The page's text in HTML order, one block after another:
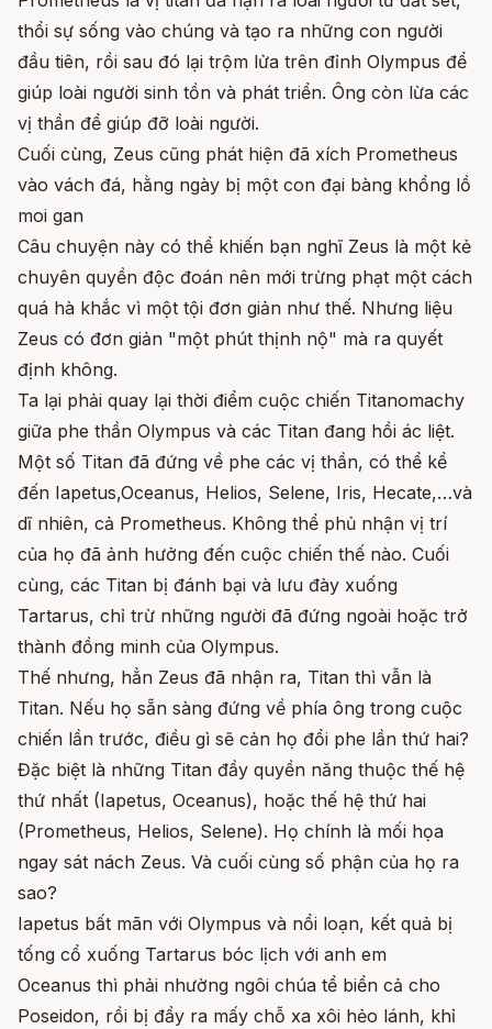
thổi sự sống vào chúng và tạo ra những con người
đầu tiên, rồi sau đó lại trộm lửa trên đỉnh Olympus để
giúp loài người sinh tồn và phát triển. Ông còn lừa các
vị thần để giúp đỡ loài người.
Cuối cùng, Zeus cũng phát hiện đã xích Prometheus
vào vách đá, hằng ngày bị một con đại bàng khổng lồ
moi gan
Câu chuyện này có thể khiến bạn nghĩ Zeus là một kẻ
chuyên quyền độc đoán nên mới trừng phạt một cách
quá hà khắc vì một tội đơn giản như thế. Nhưng liệu
Zeus có đơn giản "một phút thịnh nộ" mà ra quyết
định không.
Ta lại phải quay lại thời điểm cuộc chiến Titanomachy
giữa phe thần Olympus và các Titan đang hồi ác liệt.
Một số Titan đã đứng về phe các vị thần, có thể kể
đến Iapetus,Oceanus, Helios, Selene, Iris, Hecate,…và
dĩ nhiên, cả Prometheus. Không thể phủ nhận vị trí
của họ đã ảnh hưởng đến cuộc chiến thế nào. Cuối
cùng, các Titan bị đánh bại và lưu đày xuống
Tartarus, chỉ trừ những người đã đứng ngoài hoặc trở
thành đồng minh của Olympus.
Thế nhưng, hẳn Zeus đã nhận ra, Titan thì vẫn là
Titan. Nếu họ sẵn sàng đứng về phía ông trong cuộc
chiến lần trước, điều gì sẽ cản họ đổi phe lần thứ hai?
Đặc biệt là những Titan đầy quyền năng thuộc thế hệ
thứ nhất (Iapetus, Oceanus), hoặc thế hệ thứ hai
(Prometheus, Helios, Selene). Họ chính là mối họa
ngay sát nách Zeus. Và cuối cùng số phận của họ ra
sao?
Iapetus bất mãn với Olympus và nổi loạn, kết quả bị
tống cổ xuống Tartarus bóc lịch với anh em
Oceanus thì phải nhường ngôi chúa tể biển cả cho
Poseidon, rồi bị đẩy ra mấy chỗ xa xôi hẻo lánh, khỉ